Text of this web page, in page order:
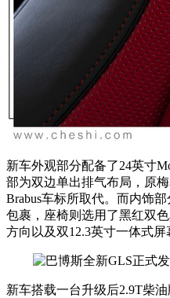
新车外观部分配备了24英寸
部为双边单出排气布局，原
Brabus车标所取代。而内饰
包裹，座椅则选用了黑红双
方向以及双12.3英寸一体式屏
新车搭载一台升级后2.9T柴